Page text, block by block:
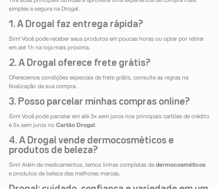
simples e segura na Drogal.
1. A Drogal faz entrega rápida?
Sim! Você pode receber seus produtos em poucas horas ou optar por retirar
em até 1h na loja mais próxima.
2. A Drogal oferece frete grátis?
Oferecemos condições especiais de frete grátis, consulte as regras na
finalização da sua compra.
3. Posso parcelar minhas compras online?
Sim! Você pode parcelar em até 3x sem juros nos principais cartões de crédito
e 5x sem juros no Cartão Drogal .
4. A Drogal vende dermocosméticos e
produtos de beleza?
Sim! Além de medicamentos, temos linhas completas de dermocosméticos
e produtos de beleza das melhores marcas.